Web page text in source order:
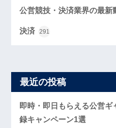
公営競技・決済業界の最新
決済 291
最近の投稿
即時・即日もらえる公営ギ
録キャンペーン1選